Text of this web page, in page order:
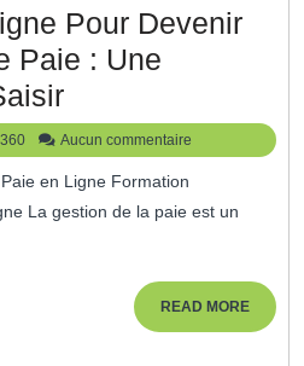
Professionnel
Pour Devenir
Paie : Une
Formation
En
Ligne
Pour
Gestionnaire
training360
Aucun commentaire
La gestion de la paie est un
READ MOREREAD
MORE